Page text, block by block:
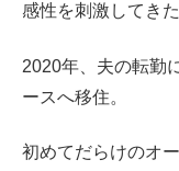
感性を刺激してきた
2020年、夫の転勤
ースへ移住。
初めてだらけのオ